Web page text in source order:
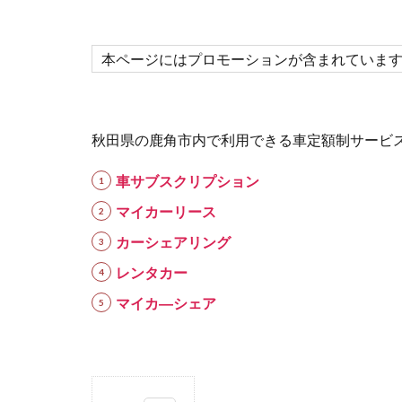
本ページにはプロモーションが含まれています
秋田県の鹿角市内で利用できる車定額制サービ
車サブスクリプション
マイカーリース
カーシェアリング
レンタカー
マイカ―シェア